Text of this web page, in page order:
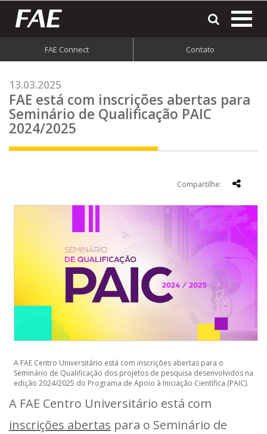
FAE Connect Contato
13.03.2025
FAE está com inscrições abertas para
Seminário de Qualificação PAIC
2024/2025
Compartilhe:
A FAE Centro Universitário está com inscrições abertas para o
Seminário de Qualificação dos projetos de pesquisa desenvolvidos na
edição 2024/2025 do Programa de Apoio à Iniciação Científica (PAIC).
A FAE Centro Universitário está com
inscrições abertas para o Seminário de